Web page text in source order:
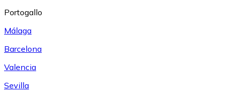
Portogallo
Málaga
Barcelona
Valencia
Sevilla